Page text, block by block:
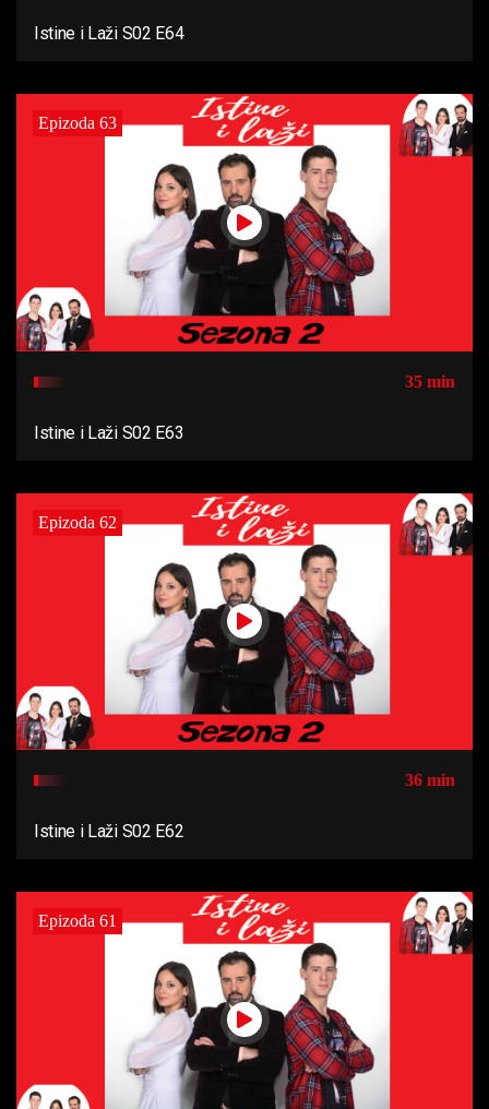
Istine i Laži S02 E64
Epizoda 63
35 min
Istine i Laži S02 E63
Epizoda 62
36 min
Istine i Laži S02 E62
Epizoda 61